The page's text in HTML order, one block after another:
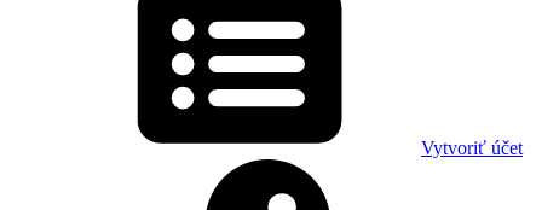
Vytvoriť účet